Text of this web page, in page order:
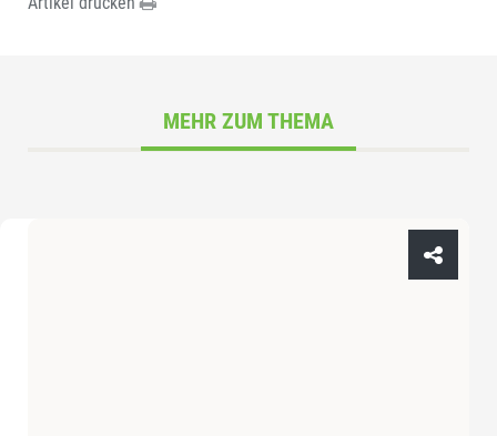
MEHR ZUM THEMA